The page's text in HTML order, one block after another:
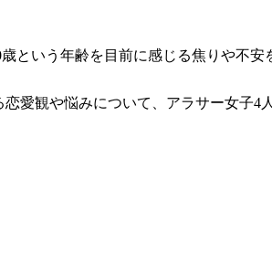
という年齢を目前に感じる焦りや不
愛観や悩みについて、アラサー女子4